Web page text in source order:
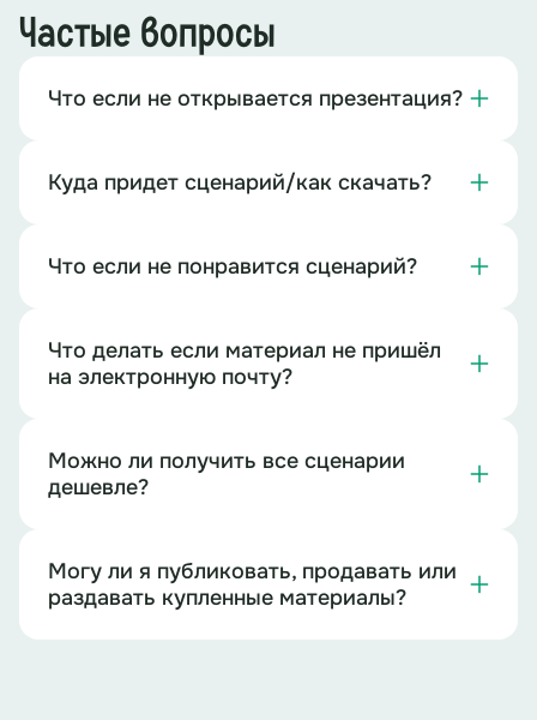
Частые вопросы
Что если не открывается презентация?
Куда придет сценарий/как скачать?
Что если не понравится сценарий?
Что делать если материал не пришёл
на электронную почту?
Можно ли получить все сценарии
дешевле?
Могу ли я публиковать, продавать или
раздавать купленные материалы?